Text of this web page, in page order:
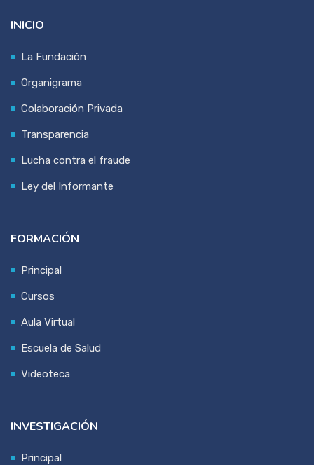
INICIO
La Fundación
Organigrama
Colaboración Privada
Transparencia
Lucha contra el fraude
Ley del Informante
FORMACIÓN
Principal
Cursos
Aula Virtual
Escuela de Salud
Videoteca
INVESTIGACIÓN
Principal